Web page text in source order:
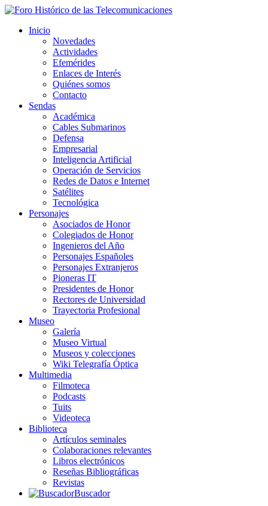
Inicio
Novedades
Actividades
Efemérides
Enlaces de Interés
Quiénes somos
Contacto
Sendas
Académica
Cables Submarinos
Defensa
Empresarial
Inteligencia Artificial
Operación de Servicios
Redes de Datos e Internet
Satélites
Tecnológica
Personajes
Asociados de Honor
Colegiados de Honor
Ingenieros del Año
Personajes Españoles
Personajes Extranjeros
Pioneras IT
Presidentes de Honor
Rectores de Universidad
Trayectoria Profesional
Museo
Galería
Museo Virtual
Museos y colecciones
Wiki Telegrafía Óptica
Multimedia
Filmoteca
Podcasts
Tuits
Videoteca
Biblioteca
Artículos seminales
Colaboraciones relevantes
Libros electrónicos
Reseñas Bibliográficas
Revistas
Buscador